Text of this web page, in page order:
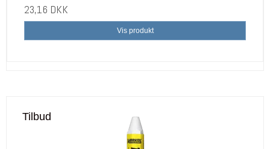
23,16 DKK
Vis produkt
Tilbud